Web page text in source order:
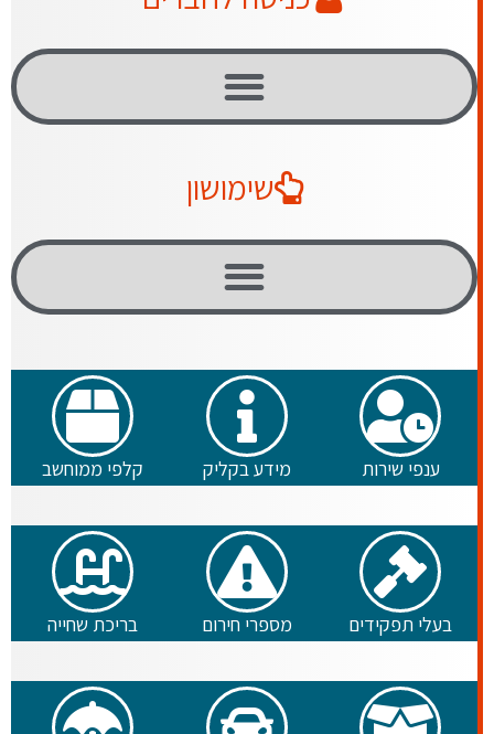
שימושון
ענפי שירות מידע בקליק קלפי ממוחשב
בעלי תפקידים מספרי חירום בריכת שחייה